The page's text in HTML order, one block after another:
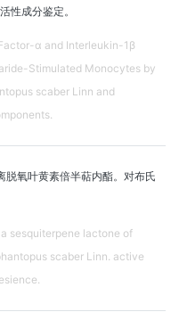
性成分鉴定。
α and Interleukin-1β
Stimulated Monocytes by
scaber Linn and
脱氧叶黄素倍半萜内酯。对布氏
sesquiterpene lactone of
scaber Linn. active